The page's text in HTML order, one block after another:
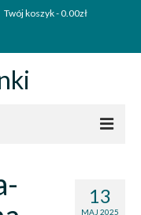
Twój koszyk-0.00zł
13
MAJ 2025